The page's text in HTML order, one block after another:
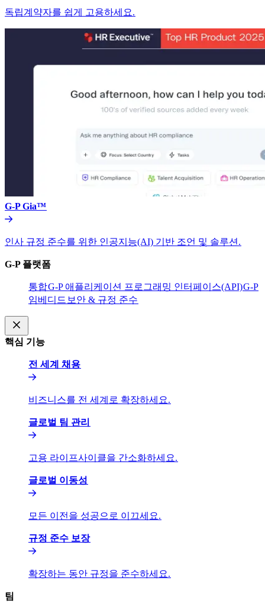
독립계약자를 쉽게 고용하세요.​​
G-P Gia™​​
인사 규정 준수를 위한 인공지능(AI) 기반 조언 및 솔루션.​​
G-P 플랫폼​​
통합​​G-P 애플리케이션 프로그래밍 인터페이스(API)​​G-P
임베디드​​ 보안 & 규정 준수​​
핵심 기능​​
전 세계 채용​​
비즈니스를 전 세계로 확장하세요.​​
글로벌 팀 관리​​
고용 라이프사이클을 간소화하세요.​​
글로벌 이동성​​
모든 이전을 성공으로 이끄세요.​​
규정 준수 보장​​
확장하는 동안 규정을 준수하세요.​​
팀​​